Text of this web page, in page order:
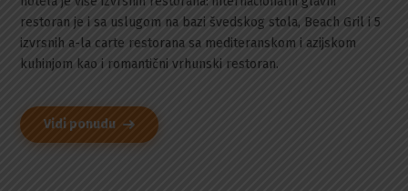
restoran je i sa uslugom na bazi švedskog stola, Beach Gril i 5
izvrsnih a-la carte restorana sa mediteranskom i azijskom
kuhinjom kao i romantični vrhunski restoran.
Vidi ponudu